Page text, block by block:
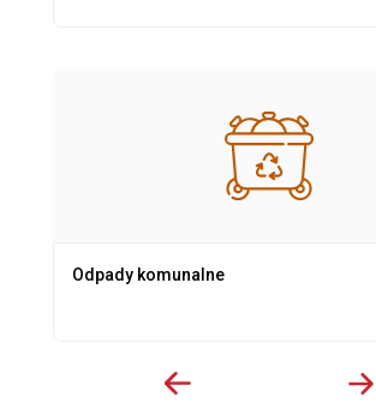
Odpady komunalne